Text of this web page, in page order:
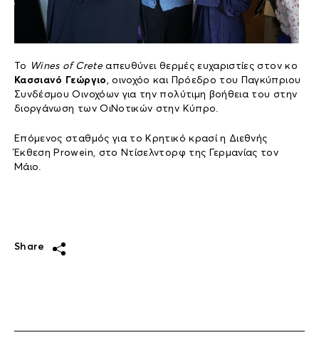
Το Wines of Creteαπευθύνει θερμές ευχαριστίες στον κο
Κασσιανό Γεώργιο, οινοχόο και Πρόεδρο του Παγκύπριου
Συνδέσμου Οινοχόων για την πολύτιμη βοήθεια του στην
διοργάνωση των ΟιΝοτικών στην Κύπρο.
Επόμενος σταθμός για το Κρητικό κρασί η Διεθνής
Έκθεση Prowein, στο Ντίσελντορφ της Γερμανίας τον
Μάιο.
Share